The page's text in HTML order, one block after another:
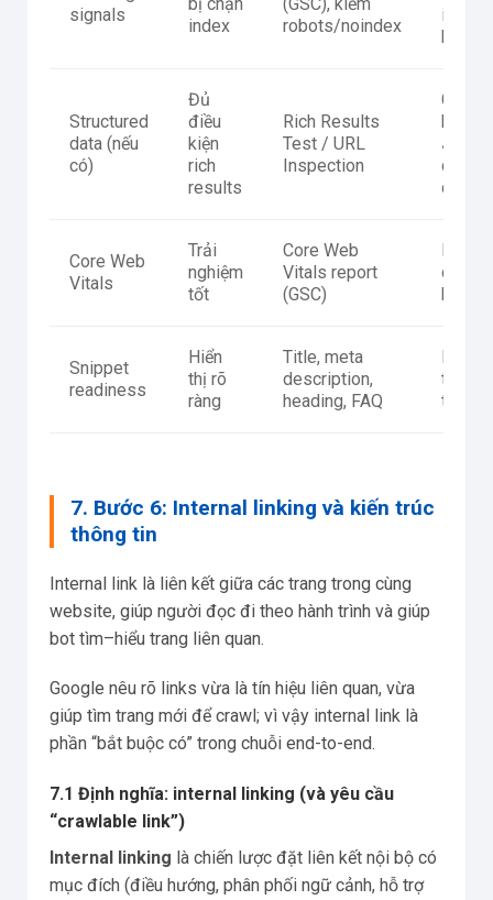
signals
index
robots/noindex
index
biến
Structured
data (nếu
có)
Đủ
điều
kiện
rich
results
Rich Results
Test / URL
Inspection
có
chung
Core Web
Vitals
Trải
nghiệm
tốt
Core Web
Vitals report
(GSC)
LCP/
có
Snippet
readiness
Hiển
thị rõ
ràng
Title, meta
description,
heading, FAQ
Không
từ
tiên rõ
7. Bước 6: Internal linking và kiến trúc
thông tin
Internal link là liên kết giữa các trang trong cùng
website, giúp người đọc đi theo hành trình và giúp
bot tìm–hiểu trang liên quan.
Google nêu rõ links vừa là tín hiệu liên quan, vừa
giúp tìm trang mới để crawl; vì vậy internal link là
phần “bắt buộc có” trong chuỗi end-to-end.
7.1 Định nghĩa: internal linking (và yêu cầu
“crawlable link”)
Internal linking là chiến lược đặt liên kết nội bộ có
mục đích (điều hướng, phân phối ngữ cảnh, hỗ trợ